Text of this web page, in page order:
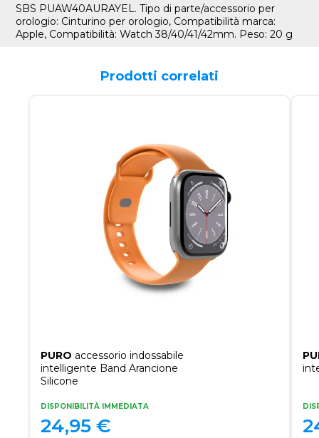
SBS PUAW40AURAYEL. Tipo di parte/accessorio per
orologio: Cinturino per orologio, Compatibilità marca:
Apple, Compatibilità: Watch 38/40/41/42mm. Peso: 20 g
Prodotti correlati
PURO accessorio indossabile
intelligente Band Arancione
Silicone
DISPONIBILITÀ IMMEDIATA
24,95 €